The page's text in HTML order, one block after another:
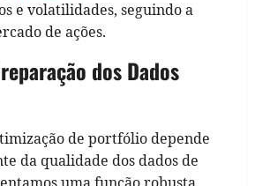
e volatilidades, seguindo a
de ações.
dos Dados
de portfólio depende
da qualidade dos dados de